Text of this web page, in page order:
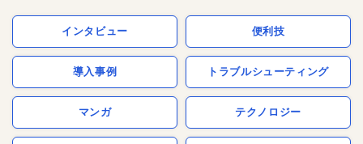
インタビュー 便利技
導入事例 トラブルシューティング
マンガ テクノロジー